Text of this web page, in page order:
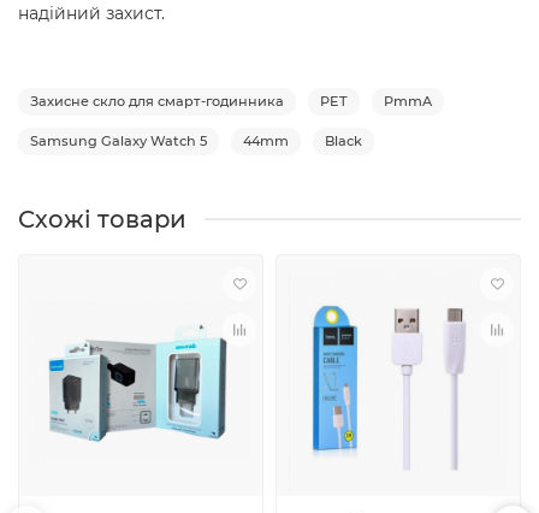
надійний захист.
Захисне скло для смарт-годинника PET PmmA
Samsung Galaxy Watch 5 44mm Black
Схожі товари